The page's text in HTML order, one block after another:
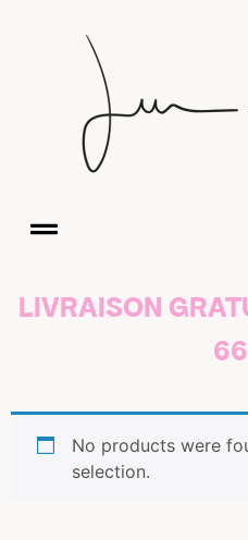
LIVRAISON
No products were
selection.